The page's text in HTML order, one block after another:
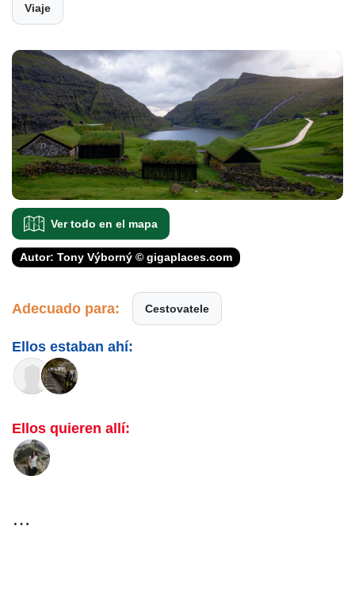
Viaje
Ver todo en el mapa
Autor: Tony Výborný © gigaplaces.com
Adecuado para: Cestovatele
Ellos estaban ahí:
Ellos quieren allí:
…